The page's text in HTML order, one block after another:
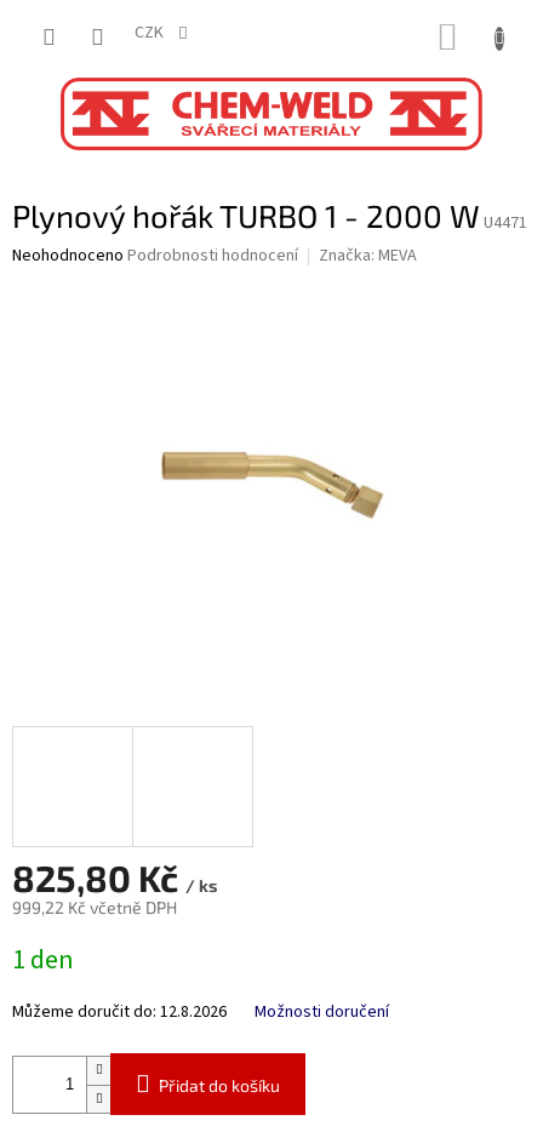
CZK
Plynový hořák TURBO 1 - 2000 W U4471
Průměrné
Neohodnoceno Podrobnosti hodnocení Značka: MEVA
825,80 Kč / ks
999,22 Kč včetně DPH
cena:
1 den
Můžeme doručit do: 12.8.2026 Možnosti doručení
Přidat do košíku